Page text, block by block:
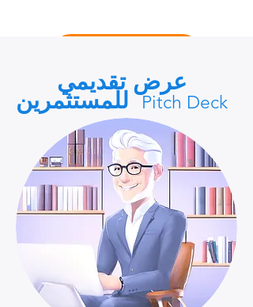
عرض تقديمي
للمستثمرين Pitch Deck